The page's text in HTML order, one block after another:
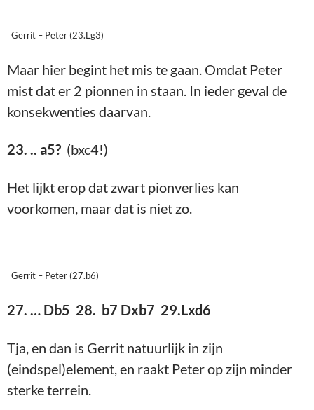
Gerrit – Peter (23.Lg3)
Maar hier begint het mis te gaan. Omdat Peter
mist dat er 2 pionnen in staan. In ieder geval de
konsekwenties daarvan.
23. .. a5? (bxc4!)
Het lijkt erop dat zwart pionverlies kan
voorkomen, maar dat is niet zo.
Gerrit – Peter (27.b6)
27. … Db5 28. b7 Dxb7 29.Lxd6
Tja, en dan is Gerrit natuurlijk in zijn
(eindspel)element, en raakt Peter op zijn minder
sterke terrein.